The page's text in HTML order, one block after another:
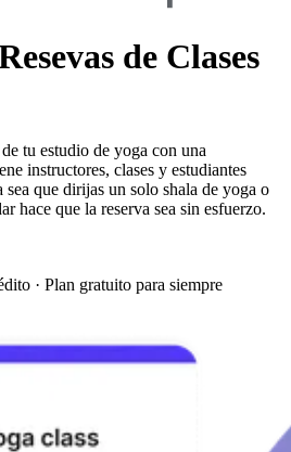
de Clases
tu estudio de yoga con una
instructores, clases y estudiantes
sea que dirijas un solo shala de yoga o
hace que la reserva sea sin esfuerzo.
· Plan gratuito para siempre